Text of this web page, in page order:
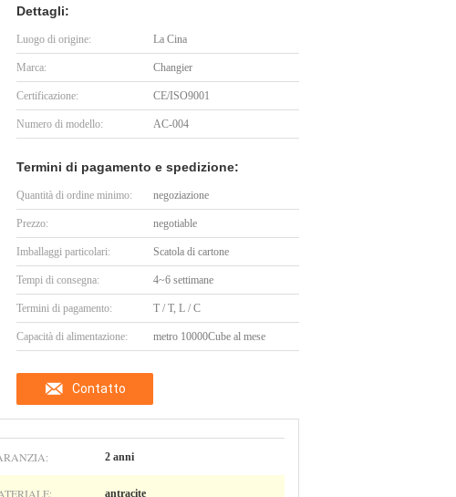
Dettagli:
Luogo di origine: La Cina
Marca: Changier
Certificazione: CE/ISO9001
Numero di modello: AC-004
Termini di pagamento e spedizione:
Quantità di ordine minimo: negoziazione
Prezzo: negotiable
Imballaggi particolari: Scatola di cartone
Tempi di consegna: 4~6 settimane
Termini di pagamento: T / T, L / C
Capacità di alimentazione: metro 10000Cube al mese
Contatto
2 anni
antracite